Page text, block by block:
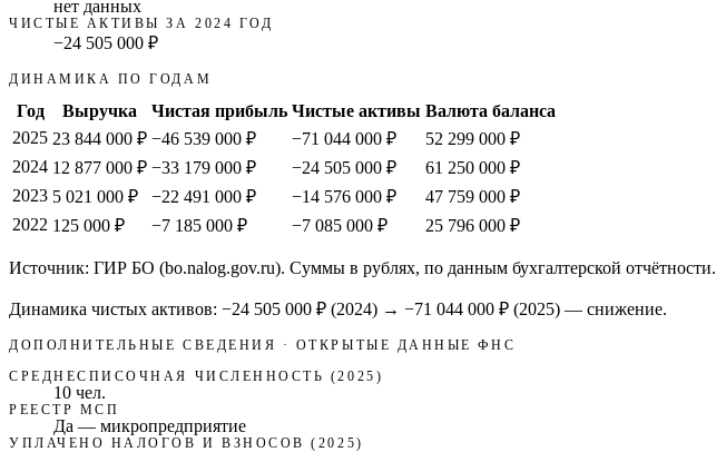
нет данных
ЧИСТЫЕ АКТИВЫ ЗА 2024 ГОД
−24 505 000 ₽
ДИНАМИКА ПО ГОДАМ
Год Выручка Чистая прибыль Чистые активы Валюта баланса
2025 23 844 000 ₽ −46 539 000 ₽ −71 044 000 ₽
52 299 000 ₽
2024 12 877 000 ₽ −33 179 000 ₽ −24 505 000 ₽
61 250 000 ₽
2023 5 021 000 ₽ −22 491 000 ₽ −14 576 000 ₽
47 759 000 ₽
2022 125 000 ₽ −7 185 000 ₽ −7 085 000 ₽ 25 796 000 ₽
Источник: ГИР БО (bo.nalog.gov.ru). Суммы в рублях, по данным бухгалтерской отчётности.
Динамика чистых активов: −24 505 000 ₽ (2024) → −71 044 000 ₽ (2025) — снижение.
ДОПОЛНИТЕЛЬНЫЕ СВЕДЕНИЯ · ОТКРЫТЫЕ ДАННЫЕ ФНС
СРЕДНЕСПИСОЧНАЯ ЧИСЛЕННОСТЬ (2025)
10 чел.
РЕЕСТР МСП
Да — микропредприятие
УПЛАЧЕНО НАЛОГОВ И ВЗНОСОВ (2025)